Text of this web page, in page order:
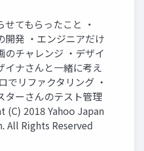
せてもらったこと ・
開発 ・エンジニアだけ
のチャレンジ ・デザイ
イナさんと一緒に考え
でリファクタリング ・
ターさんのテスト管理
(C) 2018 Yahoo Japan
All Rights Reserved